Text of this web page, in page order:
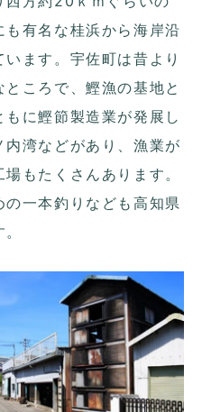
有名な桂浜から海岸沿
ます。宇佐町は昔より
ころで、鰹漁の基地と
に鰹節製造業が発展し
湾などがあり、漁業が
もたくさんあります。
一本釣りなども高知県